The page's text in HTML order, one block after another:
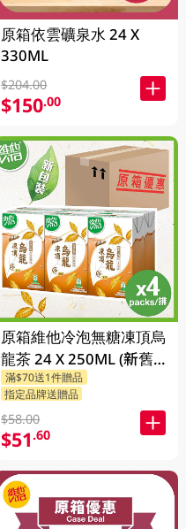
原箱依雲礦泉水 24 X
330ML
$204.00
$150.00
原箱維他冷泡無糖凍頂烏
龍茶 24 X 250ML (新舊包
裝隨機發貨)
滿$70送1件贈品
指定品牌送贈品
$58.00
$51.60